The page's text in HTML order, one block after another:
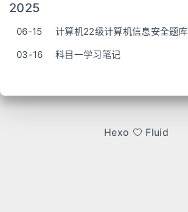
2025
06-15
计算机22级计算机信息安全题库
03-16
科目一学习笔记
Hexo Fluid